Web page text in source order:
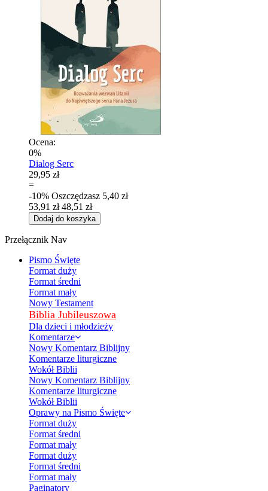
Ocena:
0%
Dialog Serc
29,95 zł
=
-10% Oszczędzasz 5,40 zł
53,91 zł 48,51 zł
Dodaj do koszyka
Przełącznik Nav
Pismo Święte
Format duży
Format średni
Format mały
Nowy Testament
Biblia Jubileuszowa
Dla dzieci i młodzieży
Komentarze
Nowy Komentarz Biblijny
Komentarze liturgiczne
Wokół Biblii
Nowy Komentarz Biblijny
Komentarze liturgiczne
Wokół Biblii
Oprawy na Pismo Święte
Format duży
Format średni
Format mały
Format duży
Format średni
Format mały
Paginatory